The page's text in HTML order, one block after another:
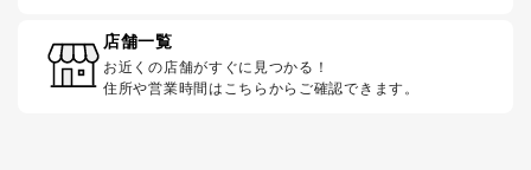
店舗一覧
お近くの店舗がすぐに見つかる！
住所や営業時間はこちらからご確認できます。